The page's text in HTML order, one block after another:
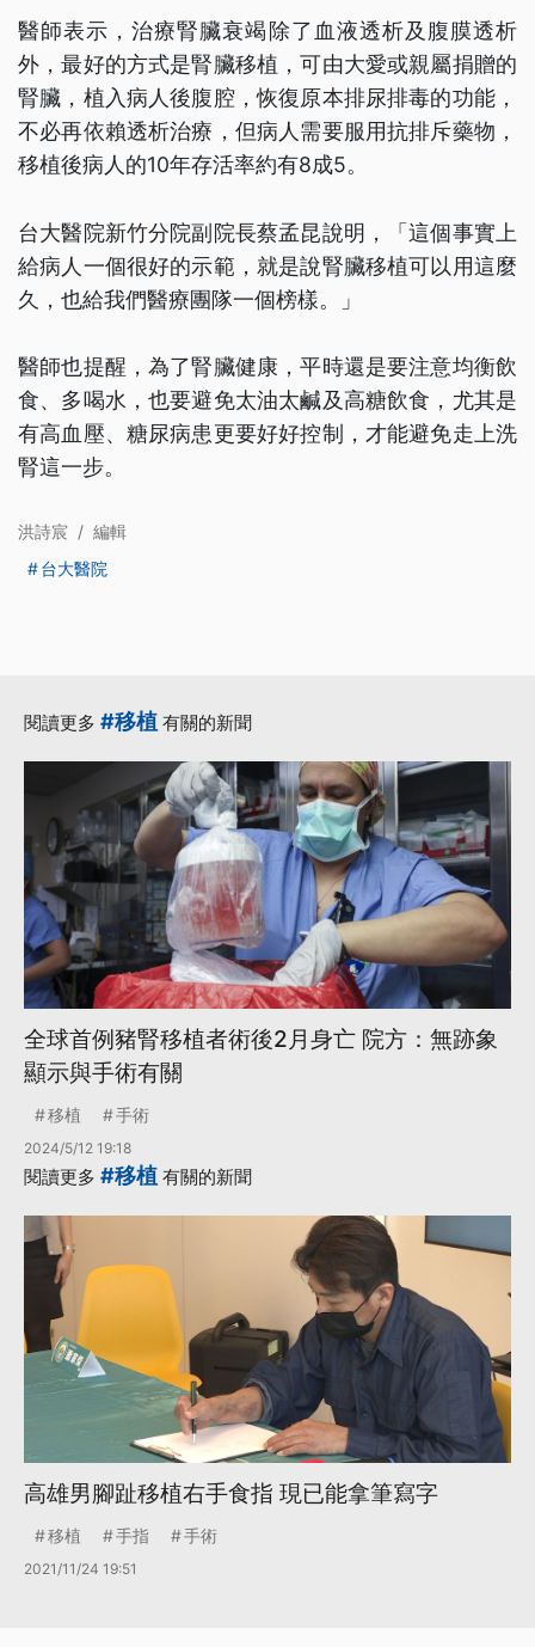
醫師表示，治療腎臟衰竭除了血液透析及腹膜透析
外，最好的方式是腎臟移植，可由大愛或親屬捐贈的
腎臟，植入病人後腹腔，恢復原本排尿排毒的功能，
不必再依賴透析治療，但病人需要服用抗排斥藥物，
移植後病人的10年存活率約有8成5。
台大醫院新竹分院副院長蔡孟昆說明，「這個事實上
給病人一個很好的示範，就是說腎臟移植可以用這麼
久，也給我們醫療團隊一個榜樣。」
醫師也提醒，為了腎臟健康，平時還是要注意均衡飲
食、多喝水，也要避免太油太鹹及高糖飲食，尤其是
有高血壓、糖尿病患更要好好控制，才能避免走上洗
腎這一步。
洪詩宸 / 編輯
台大醫院
閱讀更多 #移植 有關的新聞
全球首例豬腎移植者術後2月身亡 院方：無跡象
顯示與手術有關
移植 手術
2024/5/12 19:18
閱讀更多 #移植 有關的新聞
高雄男腳趾移植右手食指 現已能拿筆寫字
移植 手指 手術
2021/11/24 19:51